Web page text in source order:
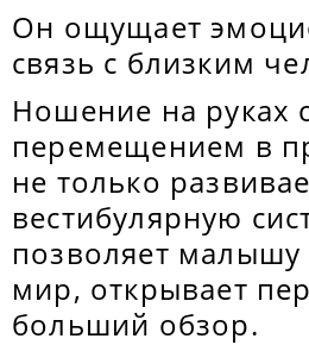
Он ощущает
связь с близким
Ношение на руках
перемещением в
не только
вестибулярную
позволяет малышу
мир, открывает
больший обзор.